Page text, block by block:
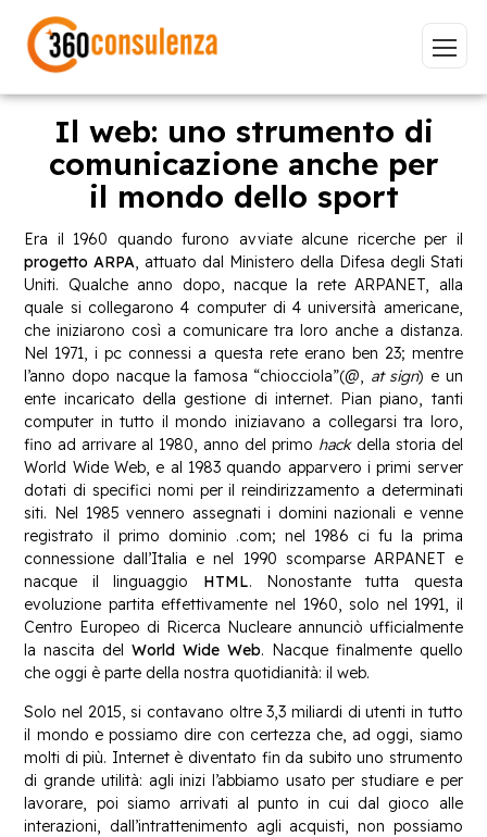
Vai
GDPR NIS2 Bandi ISO 27001
Sviluppo software BeeProd
Inizia a digitare per visualizzare le pagine consigliate.
Il web: uno strumento di
comunicazione anche per
il mondo dello sport
Era il 1960 quando furono avviate alcune ricerche per il
progetto ARPA, attuato dal Ministero della Difesa degli Stati
Uniti. Qualche anno dopo, nacque la rete ARPANET, alla
quale si collegarono 4 computer di 4 università americane,
che iniziarono così a comunicare tra loro anche a distanza.
Nel 1971, i pc connessi a questa rete erano ben 23; mentre
l’anno dopo nacque la famosa “chiocciola”(@, at sign) e un
ente incaricato della gestione di internet. Pian piano, tanti
computer in tutto il mondo iniziavano a collegarsi tra loro,
fino ad arrivare al 1980, anno del primo hackdella storia del
World Wide Web, e al 1983 quando apparvero i primi server
dotati di specifici nomi per il reindirizzamento a determinati
siti. Nel 1985 vennero assegnati i domini nazionali e venne
registrato il primo dominio .com; nel 1986 ci fu la prima
connessione dall’Italia e nel 1990 scomparse ARPANET e
nacque il linguaggio HTML. Nonostante tutta questa
evoluzione partita effettivamente nel 1960, solo nel 1991, il
Centro Europeo di Ricerca Nucleare annunciò ufficialmente
la nascita delWorld Wide Web. Nacque finalmente quello
che oggi è parte della nostra quotidianità: il web.
Solo nel 2015, si contavano oltre 3,3 miliardi di utenti in tutto
il mondo e possiamo dire con certezza che, ad oggi, siamo
molti di più. Internet è diventato fin da subito uno strumento
di grande utilità: agli inizi l’abbiamo usato per studiare e per
lavorare, poi siamo arrivati al punto in cui dal gioco alle
interazioni, dall’intrattenimento agli acquisti, non possiamo